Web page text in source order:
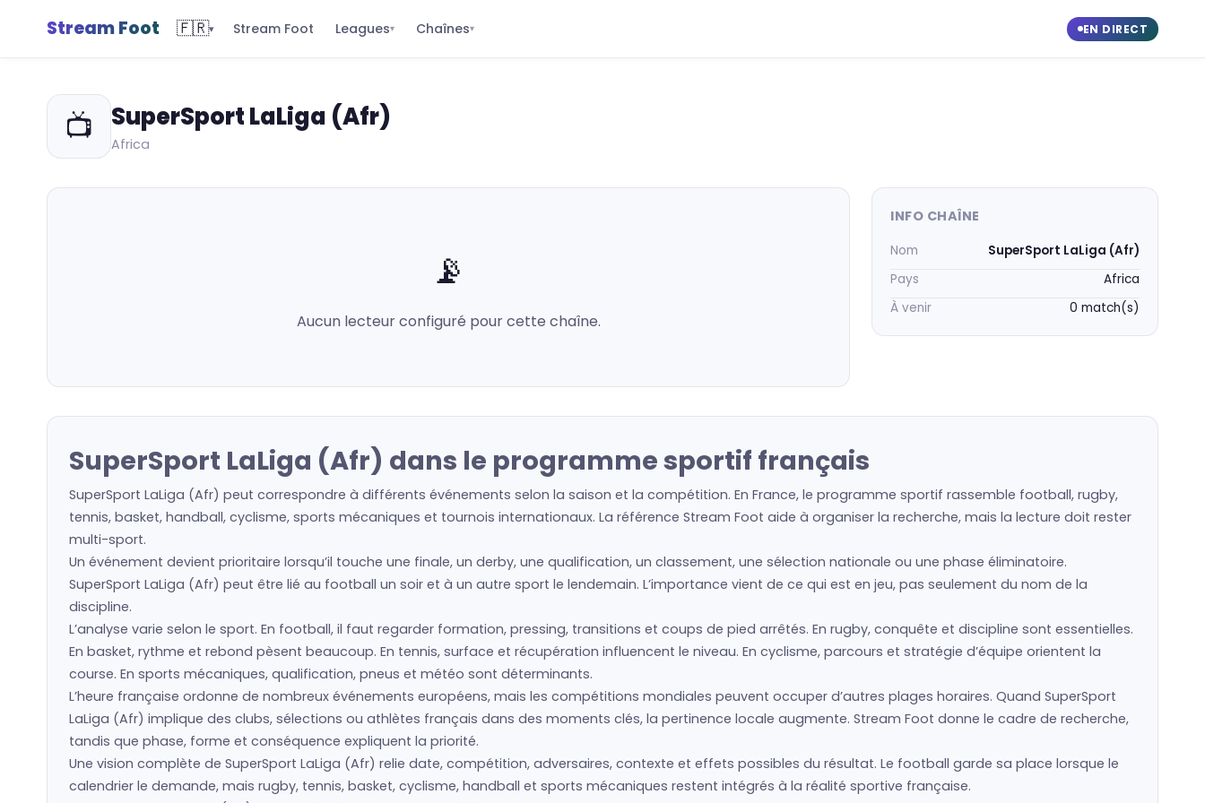
Stream Foot 🇫🇷▾ Stream Foot Leagues▾ Chaînes▾ EN DIRECT
📺 SuperSport LaLiga (Afr)
Africa
📡
Aucun lecteur configuré pour cette chaîne.
INFO CHAÎNE
Nom
SuperSport LaLiga (Afr)
Pays
Africa
À venir
0 match(s)
SuperSport LaLiga (Afr) dans le programme sportif français
SuperSport LaLiga (Afr) peut correspondre à différents événements selon la saison et la compétition. En France, le programme sportif rassemble football, rugby,
tennis, basket, handball, cyclisme, sports mécaniques et tournois internationaux. La référence Stream Foot aide à organiser la recherche, mais la lecture doit rester
multi-sport.
Un événement devient prioritaire lorsqu’il touche une finale, un derby, une qualification, un classement, une sélection nationale ou une phase éliminatoire.
SuperSport LaLiga (Afr) peut être lié au football un soir et à un autre sport le lendemain. L’importance vient de ce qui est en jeu, pas seulement du nom de la
discipline.
L’analyse varie selon le sport. En football, il faut regarder formation, pressing, transitions et coups de pied arrêtés. En rugby, conquête et discipline sont essentielles.
En basket, rythme et rebond pèsent beaucoup. En tennis, surface et récupération influencent le niveau. En cyclisme, parcours et stratégie d’équipe orientent la
course. En sports mécaniques, qualification, pneus et météo sont déterminants.
L’heure française ordonne de nombreux événements européens, mais les compétitions mondiales peuvent occuper d’autres plages horaires. Quand SuperSport
LaLiga (Afr) implique des clubs, sélections ou athlètes français dans des moments clés, la pertinence locale augmente. Stream Foot donne le cadre de recherche,
tandis que phase, forme et conséquence expliquent la priorité.
Une vision complète de SuperSport LaLiga (Afr) relie date, compétition, adversaires, contexte et effets possibles du résultat. Le football garde sa place lorsque le
calendrier le demande, mais rugby, tennis, basket, cyclisme, handball et sports mécaniques restent intégrés à la réalité sportive française.